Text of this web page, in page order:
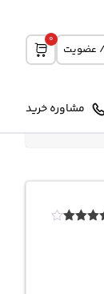
/ عضویت
0
مشاوره خرید